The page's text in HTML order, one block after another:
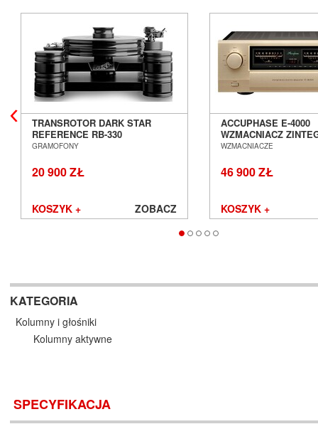
TRANSROTOR DARK STAR
REFERENCE RB-330
GRAMOFON ANALOGOWY
GRAMOFONY
20 900 ZŁ
KOSZYK + ZOBACZ
ACCUPHASE E-4000
WZMACNIACZ
SALON POZNAŃ
WZMACNIACZE
46 900 ZŁ
KOSZYK +
KATEGORIA
Kolumny i głośniki
Kolumny aktywne
SPECYFIKACJA